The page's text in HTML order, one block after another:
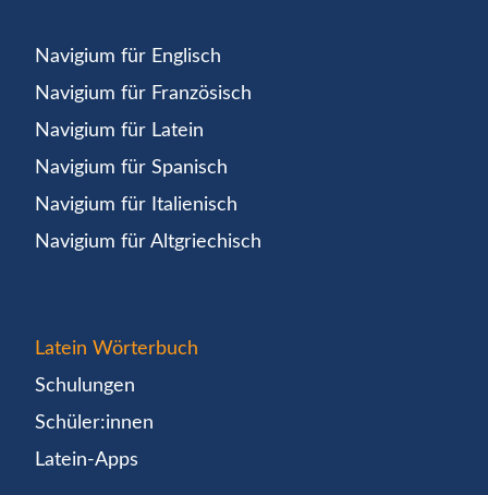
Navigium für Englisch
Navigium für Französisch
Navigium für Latein
Navigium für Spanisch
Navigium für Italienisch
Navigium für Altgriechisch
Latein Wörterbuch
Schulungen
Schüler:innen
Latein-Apps